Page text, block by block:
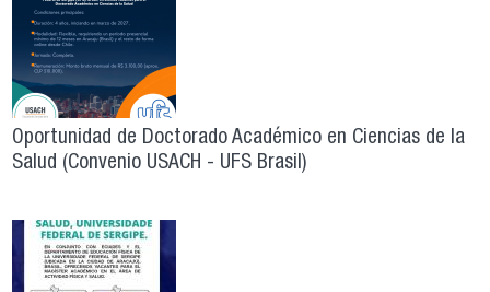
Oportunidad de Doctorado Académico en Ciencias de la
Salud (Convenio USACH - UFS Brasil)